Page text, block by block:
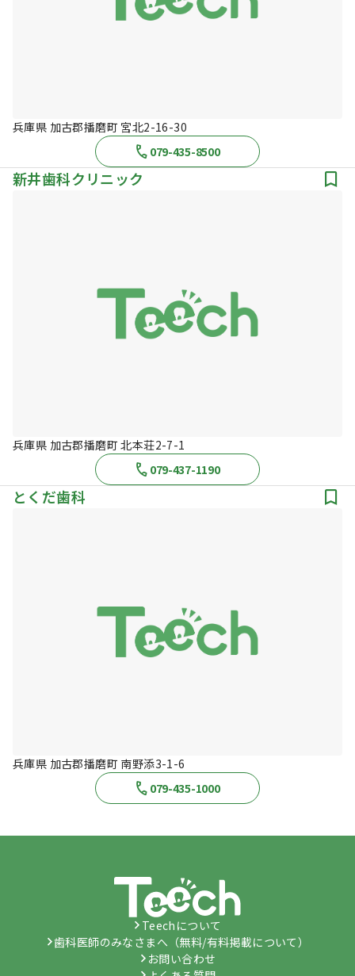
兵庫県 加古郡播磨町 宮北2-16-30
079-435-8500
新井歯科クリニック
兵庫県 加古郡播磨町 北本荘2-7-1
079-437-1190
とくだ歯科
兵庫県 加古郡播磨町 南野添3-1-6
079-435-1000
Teechについて
歯科医師のみなさまへ（無料/有料掲載について）
お問い合わせ